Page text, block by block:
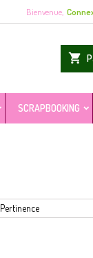
Bienvenue,
shopping_cart
SCRAPBOOKING
Pertinence